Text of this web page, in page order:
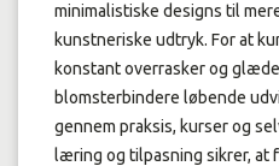
minimalistiske designs til
kunstneriske udtryk. For at
konstant overrasker og
blomsterbindere løbende
gennem praksis, kurser og
læring og tilpasning sikrer, at